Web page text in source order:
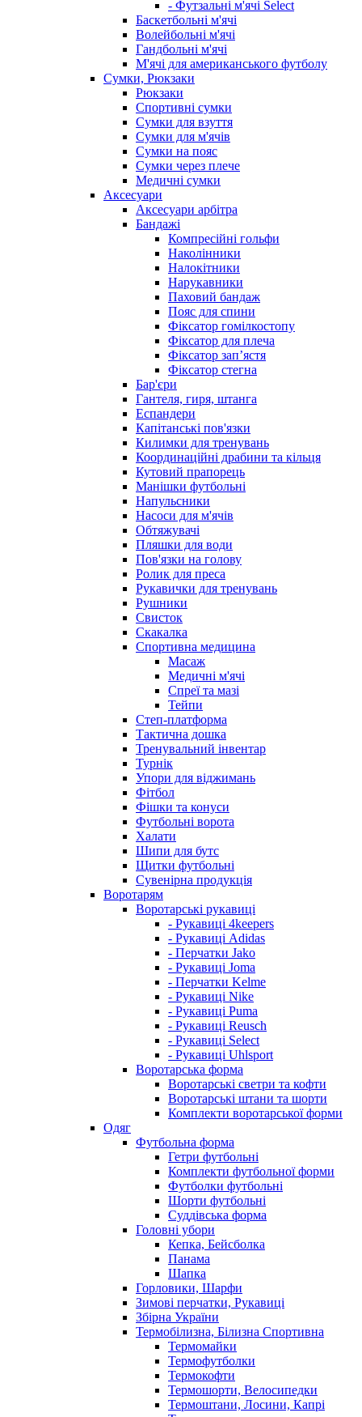
- Футзальні м'ячі Select
Баскетбольні м'ячі
Волейбольні м'ячі
Гандбольні м'ячі
М'ячі для американського футболу
Сумки, Рюкзаки
Рюкзаки
Спортивні сумки
Сумки для взуття
Сумки для м'ячів
Сумки на пояс
Сумки через плече
Медичні сумки
Аксесуари
Аксесуари арбітра
Бандажі
Компресійні гольфи
Наколінники
Налокітники
Нарукавники
Паховий бандаж
Пояс для спини
Фіксатор гомілкостопу
Фіксатор для плеча
Фіксатор запʼястя
Фіксатор стегна
Бар'єри
Гантеля, гиря, штанга
Еспандери
Капітанські пов'язки
Килимки для тренувань
Координаційні драбини та кільця
Кутовий прапорець
Манішки футбольні
Напульсники
Насоси для м'ячів
Обтяжувачі
Пляшки для води
Пов'язки на голову
Ролик для преса
Рукавички для тренувань
Рушники
Свисток
Скакалка
Спортивна медицина
Масаж
Медичні м'ячі
Спреї та мазі
Тейпи
Степ-платформа
Тактична дошка
Тренувальний інвентар
Турнік
Упори для віджимань
Фітбол
Фішки та конуси
Футбольні ворота
Халати
Шипи для бутс
Щитки футбольні
Сувенірна продукція
Воротарям
Воротарські рукавиці
- Рукавиці 4keepers
- Рукавиці Adidas
- Перчатки Jako
- Рукавиці Joma
- Перчатки Kelme
- Рукавиці Nike
- Рукавиці Puma
- Рукавиці Reusch
- Рукавиці Select
- Рукавиці Uhlsport
Воротарська форма
Воротарські светри та кофти
Воротарські штани та шорти
Комплекти воротарської форми
Одяг
Футбольна форма
Гетри футбольні
Комплекти футбольної форми
Футболки футбольні
Шорти футбольні
Суддівська форма
Головні убори
Кепка, Бейсболка
Панама
Шапка
Горловики, Шарфи
Зимові перчатки, Рукавиці
Збірна України
Термобілизна, Білизна Спортивна
Термомайки
Термофутболки
Термокофти
Термошорти, Велосипедки
Термоштани, Лосини, Капрі